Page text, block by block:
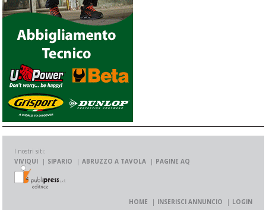
I nostri siti:
VIVIQUI
SIPARIO ABRUZZO A TAVOLA PAGINE AQ
HOME INSERISCI ANNUNCIO LOGIN